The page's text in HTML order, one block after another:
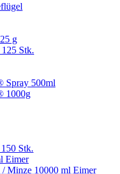
g
Stk.
500ml
1000g
Stk.
Eimer
Minze 10000 ml Eimer